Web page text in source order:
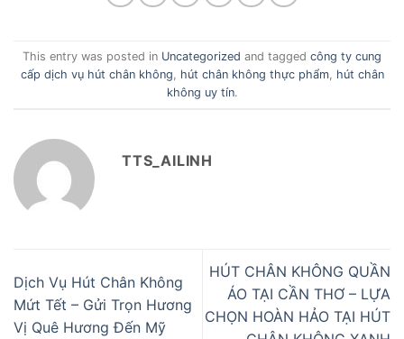
This entry was posted in Uncategorized and tagged công ty cung
cấp dịch vụ hút chân không
hút chân không thực phẩm, hút chân
không uy tín.
TTS_AILINH
Dịch Vụ Hút Chân Không
Mứt Tết – Gửi Trọn Hương
Vị Quê Hương Đến Mỹ
HÚT CHÂN KHÔNG QUẦN
ÁO TẠI CẦN THƠ – LỰA
CHỌN HOÀN HẢO TẠI HÚT